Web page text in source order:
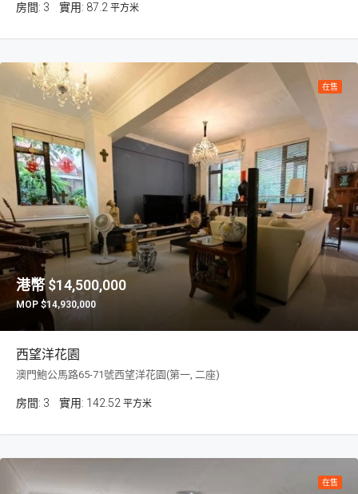
房間: 3 87.2 平方米
在售
$14,500,000
$14,930,000
西望洋花園
澳門鮑公馬路65-71號西望洋花園(第一, 二座)
房間: 3 142.52 平方米
在售